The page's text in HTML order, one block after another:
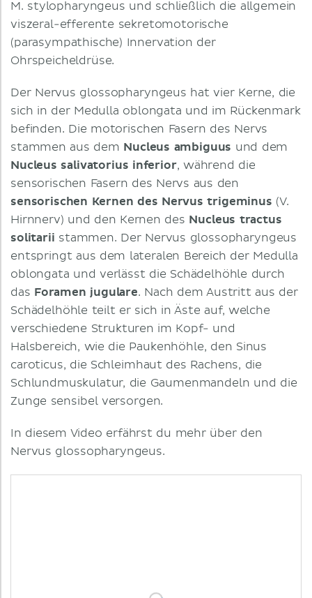
M. stylopharyngeus und schließlich die allgemein
viszeral-efferente sekretomotorische
(parasympathische) Innervation der
Ohrspeicheldrüse.
Der Nervus glossopharyngeus hat vier Kerne, die
sich in der Medulla oblongata und im Rückenmark
befinden. Die motorischen Fasern des Nervs
stammen aus dem Nucleus ambiguus und dem
Nucleus salivatorius inferior, während die
sensorischen Fasern des Nervs aus den
sensorischen Kernen des Nervus trigeminus (V.
Hirnnerv) und den Kernen des Nucleus tractus
solitarii stammen. Der Nervus glossopharyngeus
entspringt aus dem lateralen Bereich der Medulla
oblongata und verlässt die Schädelhöhle durch
das Foramen jugulare. Nach dem Austritt aus der
Schädelhöhle teilt er sich in Äste auf, welche
verschiedene Strukturen im Kopf- und
Halsbereich, wie die Paukenhöhle, den Sinus
caroticus, die Schleimhaut des Rachens, die
Schlundmuskulatur, die Gaumenmandeln und die
Zunge sensibel versorgen.
In diesem Video erfährst du mehr über den
Nervus glossopharyngeus.